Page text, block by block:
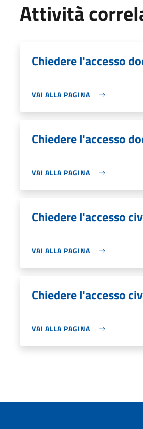
Attività
Chiedere l'accesso
VAI ALLA PAGINA
Chiedere l'accesso
VAI ALLA PAGINA
Chiedere l'accesso
VAI ALLA PAGINA
Chiedere l'accesso
VAI ALLA PAGINA